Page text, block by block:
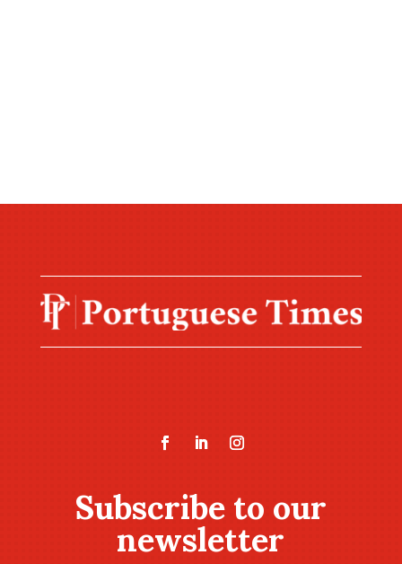
Subscribe to our
newsletter